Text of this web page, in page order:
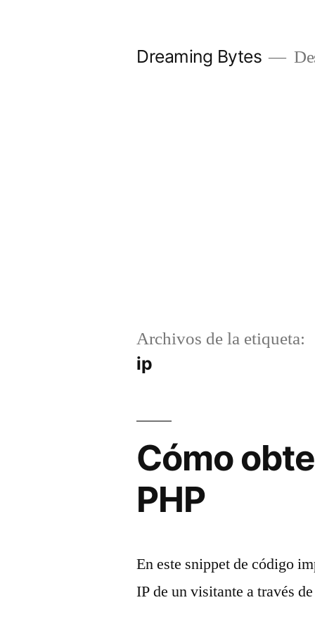
Dreaming Bytes
Archivos de la etiqueta:
ip
Cómo
PHP
En este snippet de código
IP de un visitante a través de